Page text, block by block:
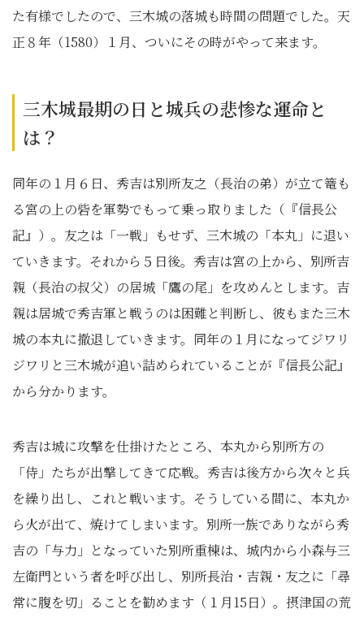
た有様でしたので、三木城の落城も時間の問題でした。天
正８年（1580）１月、ついにその時がやって来ます。
三木城最期の日と城兵の悲惨な運命と
は？
同年の１月６日、秀吉は別所友之（長治の弟）が立て篭も
る宮の上の砦を軍勢でもって乗っ取りました（『信長公
記』）。友之は「一戦」もせず、三木城の「本丸」に退い
ていきます。それから５日後。秀吉は宮の上から、別所吉
親（長治の叔父）の居城「鷹の尾」を攻めんとします。吉
親は居城で秀吉軍と戦うのは困難と判断し、彼もまた三木
城の本丸に撤退していきます。同年の１月になってジワリ
ジワリと三木城が追い詰められていることが『信長公記』
から分かります。
秀吉は城に攻撃を仕掛けたところ、本丸から別所方の
「侍」たちが出撃してきて応戦。秀吉は後方から次々と兵
を繰り出し、これと戦います。そうしている間に、本丸か
ら火が出て、焼けてしまいます。別所一族でありながら秀
吉の「与力」となっていた別所重棟は、城内から小森与三
左衛門という者を呼び出し、別所長治・吉親・友之に「尋
常に腹を切」ることを勧めます（１月15日）。摂津国の荒